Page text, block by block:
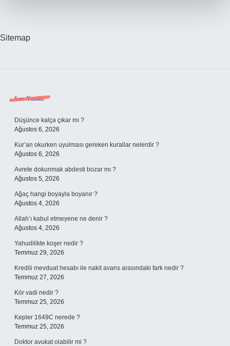
Sitemap
Sidebar
Son Yazılar
Düşünce kalça çıkar mı ?
Ağustos 6, 2026
Kur’an okurken uyulması gereken kurallar nelerdir ?
Ağustos 6, 2026
Avrete dokunmak abdesti bozar mı ?
Ağustos 5, 2026
Ağaç hangi boyayla boyanır ?
Ağustos 4, 2026
Allah’ı kabul etmeyene ne denir ?
Ağustos 4, 2026
Yahudilikte koşer nedir ?
Temmuz 29, 2026
Kredili mevduat hesabı ile nakit avans arasındaki fark nedir ?
Temmuz 27, 2026
Kör vadi nedir ?
Temmuz 25, 2026
Kepler 1649C nerede ?
Temmuz 25, 2026
Doktor avukat olabilir mi ?